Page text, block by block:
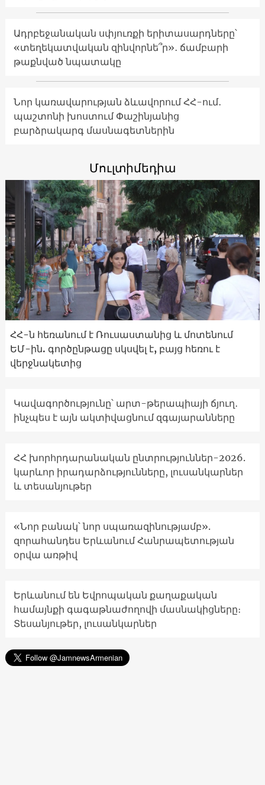
Ադրբեջանական սփյուռքի երիտասարդները՝
«տեղեկատվական զինվորնե՞ր»․ ճամբարի
թաքնված նպատակը
Նոր կառավարության ձևավորում ՀՀ-ում․
պաշտոնի խոստում Փաշինյանից
բարձրակարգ մասնագետներին
Մուլտիմեդիա
ՀՀ-ն հեռանում է Ռուսաստանից և մոտենում
ԵՄ-ին. գործընթացը սկսվել է, բայց հեռու է
վերջնակետից
Կավագործությունը՝ արտ-թերապիայի ճյուղ․
ինչպես է այն ակտիվացնում զգայարանները
ՀՀ խորհրդարանական ընտրություններ-2026.
կարևոր իրադարձությունները, լուսանկարներ
և տեսանյութեր
«Նոր բանակ՝ նոր սպառազինությամբ».
զորահանդես Երևանում Հանրապետության
օրվա առթիվ
Երևանում են Եվրոպական քաղաքական
համայնքի գագաթնաժողովի մասնակիցները։
Տեսանյութեր, լուսանկարներ